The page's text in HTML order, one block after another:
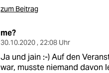
zum Beitrag
me?
30.10.2020 , 22:08 Uhr
Ja und jain :-) Auf den
war, musste niemand davon